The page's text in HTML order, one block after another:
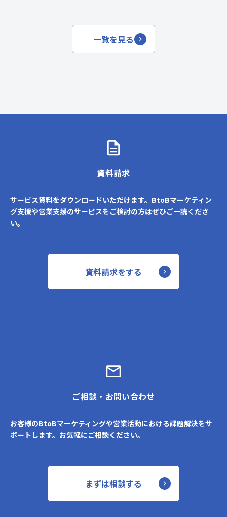
一覧を見る
資料請求
サービス資料をダウンロードいただけます。BtoBマーケティン
グ支援や営業支援のサービスをご検討の方はぜひご一読くださ
い。
資料請求をする
ご相談・お問い合わせ
お客様のBtoBマーケティングや営業活動における課題解決をサ
ポートします。お気軽にご相談ください。
まずは相談する